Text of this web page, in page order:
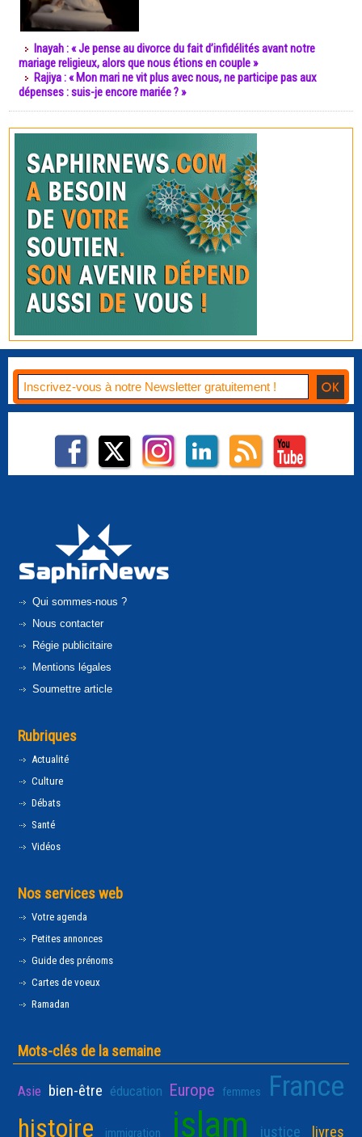
Inayah : « Je pense au divorce du fait d’infidélités avant notre
mariage religieux, alors que nous étions en couple »
Rajiya : « Mon mari ne vit plus avec nous, ne participe pas aux
dépenses : suis-je encore mariée ? »
Qui sommes-nous ?
Nous contacter
Régie publicitaire
Mentions légales
Soumettre article
Rubriques
Actualité
Culture
Débats
Santé
Vidéos
Nos services web
Votre agenda
Petites annonces
Guide des prénoms
Cartes de voeux
Ramadan
Mots-clés de la semaine
Asie bien-être éducation Europe femmes France
histoire immigration islam justice livres